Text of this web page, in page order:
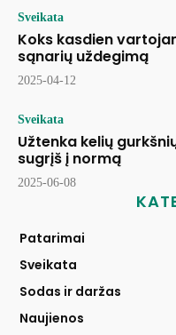
Sveikata
Koks kasdien
sąnarių uždegimą
2025-04-12
Sveikata
Užtenka kelių
sugrįš į normą
2025-06-08
Patarimai
Sveikata
Sodas ir daržas
Naujienos